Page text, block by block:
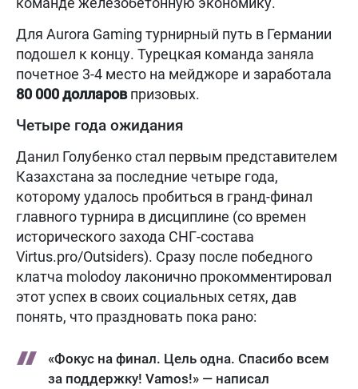
Для Aurora Gaming турнирный путь в Германии
подошел к концу. Турецкая команда заняла
почетное 3-4 место на мейджоре и заработала
80 000 долларовпризовых.
Четыре года ожидания
Данил Голубенко стал первым представителем
Казахстана за последние четыре года,
которому удалось пробиться в гранд-финал
главного турнира в дисциплине (со времен
исторического захода СНГ-состава
Virtus.pro/Outsiders). Сразу после победного
клатча molodoy лаконично прокомментировал
этот успех в своих социальных сетях, дав
понять, что праздновать пока рано:
«Фокус на финал. Цель одна. Спасибо всем
за поддержку! Vamos!» — написал